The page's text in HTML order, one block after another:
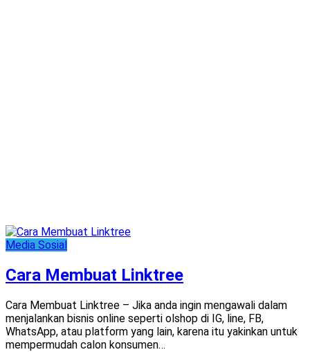
Media Sosial
Cara Membuat Linktree
Cara Membuat Linktree – Jika anda ingin mengawali dalam
menjalankan bisnis online seperti olshop di IG, line, FB,
WhatsApp, atau platform yang lain, karena itu yakinkan untuk
mempermudah calon konsumen…